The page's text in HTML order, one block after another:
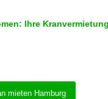
Ihre
mieten Hamburg